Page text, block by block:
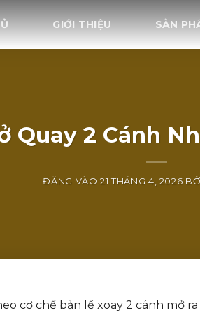
GIỚI THIỆU SẢN
Quay 2 Cánh
ĐĂNG VÀO21 THÁNG 4, 2026
cơ chế bản lề xoay 2 cánh mở